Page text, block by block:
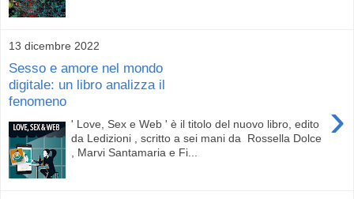
13 dicembre 2022
Sesso e amore nel mondo
digitale: un libro analizza il
fenomeno
›
' Love, Sex e Web ' è il titolo del nuovo libro, edito
da Ledizioni , scritto a sei mani da Rossella Dolce
, Marvi Santamaria e Fi...